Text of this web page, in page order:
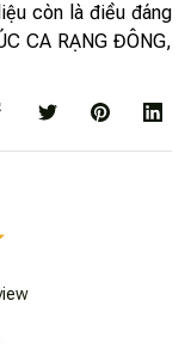
còn là điều đáng
CA RẠNG ĐÔNG,